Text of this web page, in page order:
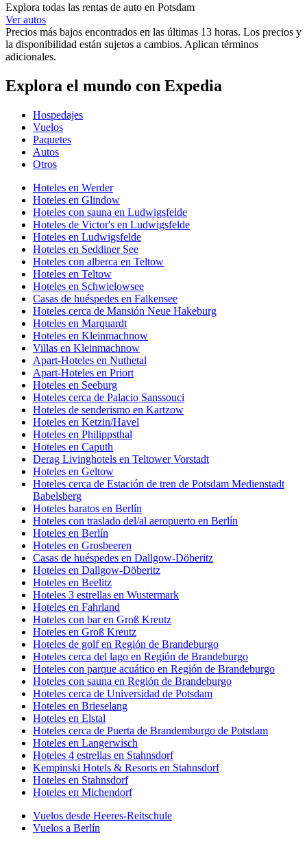
Explora todas las rentas de auto en Potsdam
Ver autos
Precios más bajos encontrados en las últimas 13 horas. Los precios y
la disponibilidad están sujetos a cambios. Aplican términos
adicionales.
Explora el mundo con Expedia
Hospedajes
Vuelos
Paquetes
Autos
Otros
Hoteles en Werder
Hoteles en Glindow
Hoteles con sauna en Ludwigsfelde
Hoteles de Victor's en Ludwigsfelde
Hoteles en Ludwigsfelde
Hoteles en Seddiner See
Hoteles con alberca en Teltow
Hoteles en Teltow
Hoteles en Schwielowsee
Casas de huéspedes en Falkensee
Hoteles cerca de Mansión Neue Hakeburg
Hoteles en Marquardt
Hoteles en Kleinmachnow
Villas en Kleinmachnow
Apart-Hoteles en Nuthetal
Apart-Hoteles en Priort
Hoteles en Seeburg
Hoteles cerca de Palacio Sanssouci
Hoteles de senderismo en Kartzow
Hoteles en Ketzin/Havel
Hoteles en Philippsthal
Hoteles en Caputh
Derag Livinghotels en Teltower Vorstadt
Hoteles en Geltow
Hoteles cerca de Estación de tren de Potsdam Medienstadt
Babelsberg
Hoteles baratos en Berlín
Hoteles con traslado del/al aeropuerto en Berlín
Hoteles en Berlín
Hoteles en Grosbeeren
Casas de huéspedes en Dallgow-Döberitz
Hoteles en Dallgow-Döberitz
Hoteles en Beelitz
Hoteles 3 estrellas en Wustermark
Hoteles en Fahrland
Hoteles con bar en Groß Kreutz
Hoteles en Groß Kreutz
Hoteles de golf en Región de Brandeburgo
Hoteles cerca del lago en Región de Brandeburgo
Hoteles con parque acuático en Región de Brandeburgo
Hoteles con sauna en Región de Brandeburgo
Hoteles cerca de Universidad de Potsdam
Hoteles en Brieselang
Hoteles en Elstal
Hoteles cerca de Puerta de Brandemburgo de Potsdam
Hoteles en Langerwisch
Hoteles 4 estrellas en Stahnsdorf
Kempinski Hotels & Resorts en Stahnsdorf
Hoteles en Stahnsdorf
Hoteles en Michendorf
Vuelos desde Heeres-Reitschule
Vuelos a Berlín